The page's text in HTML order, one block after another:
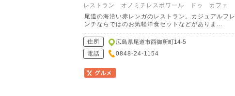
レストラン オノミチレスポワール ドゥ カフェ
尾道の海沿い赤レンガのレストラン。カジュアルフレ
ンチならではのお気軽洋食セットなどがありま...
住所
広島県尾道市西御所町14-5
電話
0848-24-1154